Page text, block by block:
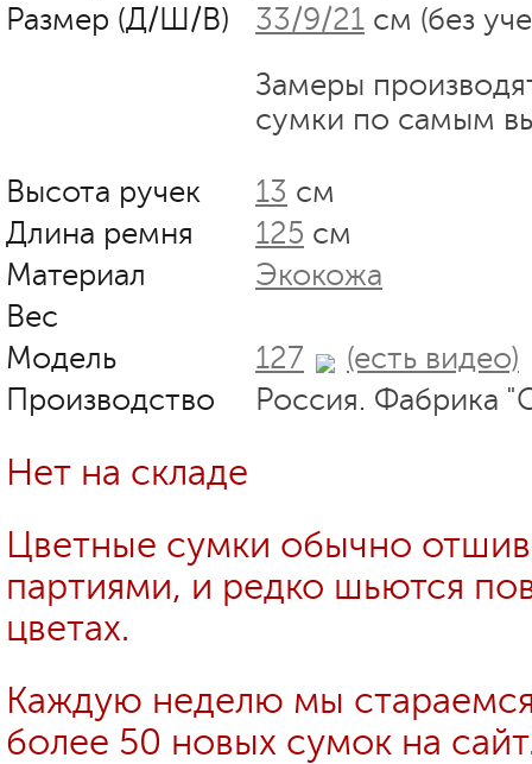
Размер (Д/Ш/В)
33/9/21 см (без
Замеры
сумки по самым
Высота ручек 13 см
Длина ремня
125 см
Материал
Экокожа
Вес
Модель
127
(есть видео)
Производство
Россия. Фабрика
Нет на складе
Цветные сумки обычно
партиями, и редко шьются
цветах.
Каждую неделю мы
более 50 новых сумок на